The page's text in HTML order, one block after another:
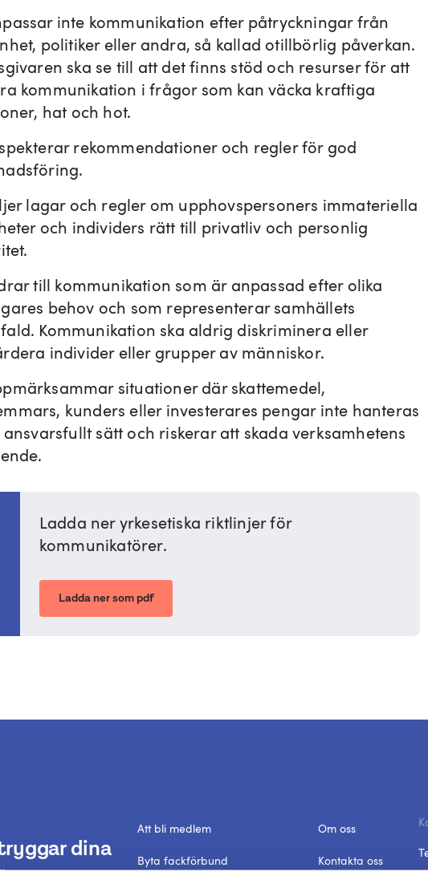
inte kommunikation efter påtryckningar från
politiker eller andra, så kallad otillbörlig påverkan.
ska se till att det finns stöd och resurser för att
kommunikation i frågor som kan väcka kraftiga
hat och hot.
rekommendationer och regler för god
lagar och regler om upphovspersoners immateriella
och individers rätt till privatliv och personlig
till kommunikation som är anpassad efter olika
behov och som representerar samhällets
Kommunikation ska aldrig diskriminera eller
individer eller grupper av människor.
situationer där skattemedel,
kunders eller investerares pengar inte hanteras
sätt och riskerar att skada verksamhetens
Ladda ner yrkesetiska riktlinjer för
kommunikatörer.
Ladda ner som pdf
dina
Att bli medlem
Byta fackförbund
Om oss
Kontakta oss